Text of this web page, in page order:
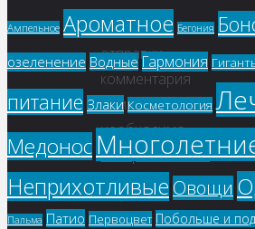
Для
отправки
комментария
вам
необходимо
авторизоваться.
Ампельное Ароматное Бегония
озеленение Водные Гармония
питание Злаки Косметология
Медонос
Неприхотливые Овощи
Пальма Патио Первоцвет Побольше и